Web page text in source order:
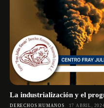
La industrialización y el
DERECHOS HUMANOS 17 ABRIL,